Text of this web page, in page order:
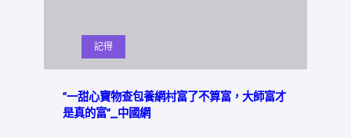
記得
“一甜心寶物查包養網村富了不算富，大師富才
是真的富”_中國網